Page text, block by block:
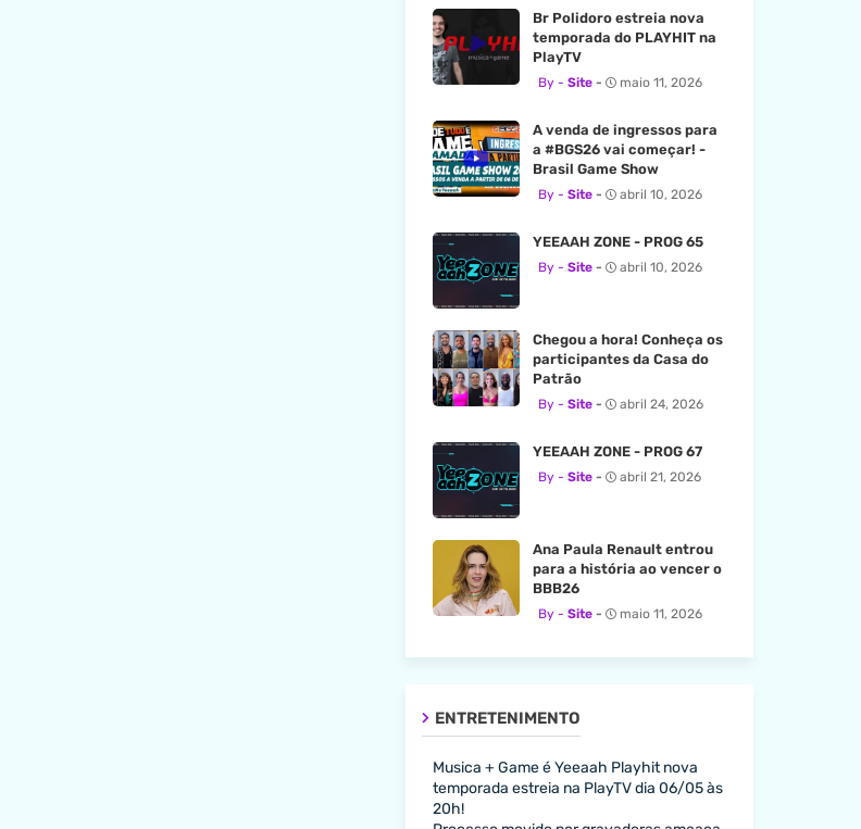
Br Polidoro estreia nova
temporada do PLAYHIT na
PlayTV
Site maio 11, 2026
A venda de ingressos para
a #BGS26 vai começar! -
Brasil Game Show
Site abril 10, 2026
YEEAAH ZONE - PROG 65
Site abril 10, 2026
Chegou a hora! Conheça os
participantes da Casa do
Patrão
Site abril 24, 2026
YEEAAH ZONE - PROG 67
Site abril 21, 2026
Ana Paula Renault entrou
para a história ao vencer o
BBB26
Site maio 11, 2026
ENTRETENIMENTO
Musica + Game é Yeeaah Playhit nova
temporada estreia na PlayTV dia 06/05 às
20h!